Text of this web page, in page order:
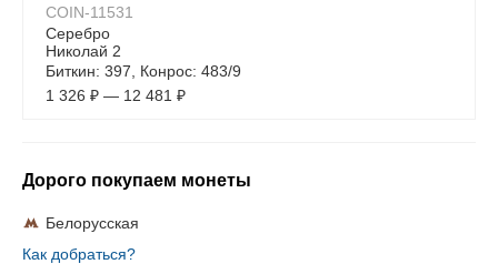
COIN-11531
Серебро
Николай 2
Биткин: 397, Конрос: 483/9
1 326 ₽ — 12 481 ₽
Дорого покупаем монеты
Белорусская
Как добраться?